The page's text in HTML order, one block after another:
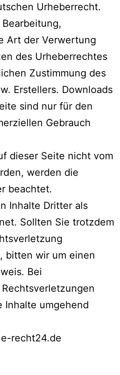
Urheberrecht.
Art der Verwertung
des Urheberrechtes
Zustimmung des
Erstellers. Downloads
sind nur für den
Gebrauch
dieser Seite nicht vom
werden die
beachtet.
Inhalte Dritter als
Sollten Sie trotzdem
bitten wir um einen
Bei
Inhalte umgehend
recht24.de